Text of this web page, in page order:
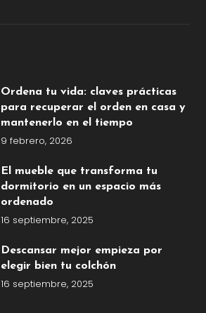
Ordena tu vida: claves prácticas
para recuperar el orden en casa y
mantenerlo en el tiempo
9 febrero, 2026
El mueble que transforma tu
dormitorio en un espacio más
ordenado
16 septiembre, 2025
Descansar mejor empieza por
elegir bien tu colchón
16 septiembre, 2025